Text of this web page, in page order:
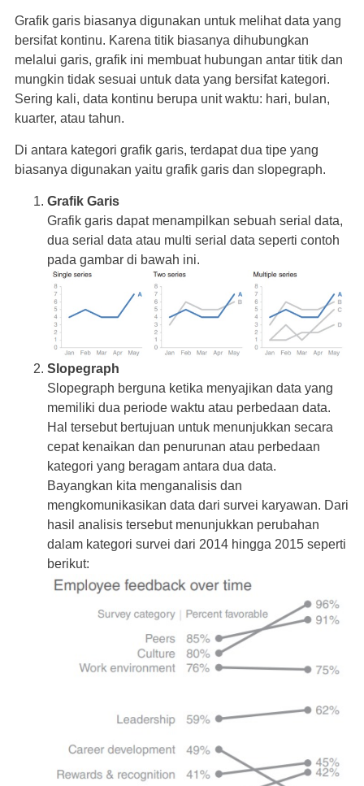
Grafik garis biasanya digunakan untuk melihat data yang
bersifat kontinu. Karena titik biasanya dihubungkan
melalui garis, grafik ini membuat hubungan antar titik dan
mungkin tidak sesuai untuk data yang bersifat kategori.
Sering kali, data kontinu berupa unit waktu: hari, bulan,
kuarter, atau tahun.
Di antara kategori grafik garis, terdapat dua tipe yang
biasanya digunakan yaitu grafik garis dan slopegraph.
Grafik Garis
Grafik garis dapat menampilkan sebuah serial data,
dua serial data atau multi serial data seperti contoh
pada gambar di bawah ini.
Slopegraph
Slopegraph berguna ketika menyajikan data yang
memiliki dua periode waktu atau perbedaan data.
Hal tersebut bertujuan untuk menunjukkan secara
cepat kenaikan dan penurunan atau perbedaan
kategori yang beragam antara dua data.
Bayangkan kita menganalisis dan
mengkomunikasikan data dari survei karyawan. Dari
hasil analisis tersebut menunjukkan perubahan
dalam kategori survei dari 2014 hingga 2015 seperti
berikut: